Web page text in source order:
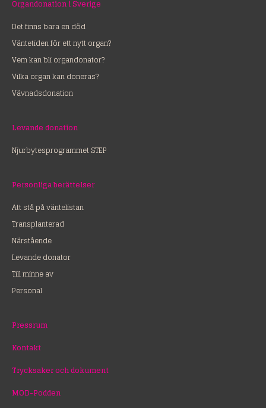
Organdonation i Sverige
Det finns bara en död
Väntetiden för ett nytt organ?
Vem kan bli organdonator?
Vilka organ kan doneras?
Vävnadsdonation
Levande donation
Njurbytesprogrammet STEP
Personliga berättelser
Att stå på väntelistan
Transplanterad
Närstående
Levande donator
Till minne av
Personal
Pressrum
Kontakt
Trycksaker och dokument
MOD-Podden